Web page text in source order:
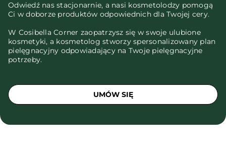
Odwiedź nas stacjonarnie, a nasi kosmetolodzy pomogą
Ci w doborze produktów odpowiednich dla Twojej cery.
W Cosibella Corner zaopatrzysz się w swoje ulubione
kosmetyki, a kosmetolog stworzy spersonalizowany plan
pielęgnacyjny odpowiadający na Twoje pielęgnacyjne
potrzeby.
UMÓW SIĘ